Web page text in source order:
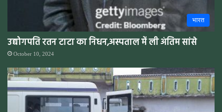
भारत
उद्योगपति रतन टाटा का निधन,अस्पताल में ली अंतिम सांसे
October 10, 2024